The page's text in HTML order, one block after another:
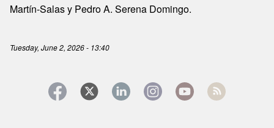
Martín-Salas y Pedro A. Serena Domingo.
Tuesday, June 2, 2026 - 13:40